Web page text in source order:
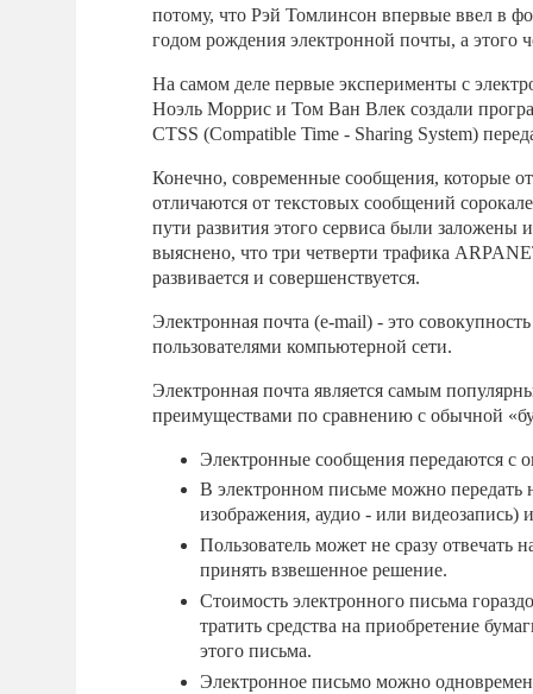
потому, что Рэй Томлинсон впервые ввел в
годом рождения электронной почты, а этого
На самом деле первые эксперименты с
Ноэль Моррис и Том Ван Влек создали
CTSS (Compatible Time - Sharing System)
Конечно, современные сообщения, которые
отличаются от текстовых сообщений
пути развития этого сервиса были
выяснено, что три четверти трафика
развивается и совершенствуется.
Электронная почта (e-mail) - это
пользователями компьютерной сети.
Электронная почта является самым
преимуществами по сравнению с обычной
Электронные сообщения передаются с
В электронном письме можно
изображения, аудио - или видеозапись)
Пользователь может не сразу отвечать
принять взвешенное решение.
Стоимость электронного письма
тратить средства на приобретение
этого письма.
Электронное письмо можно